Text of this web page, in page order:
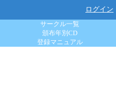
ログイン
サークル一覧
頒布年別CD
登録マニュアル